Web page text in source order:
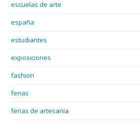
escuelas de arte
españa
estudiantes
exposiciones
fashion
ferias
ferias de artesania